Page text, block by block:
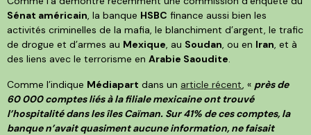
Sénat américain , la banque HSBC finance aussi bien les
activités criminelles de la mafia, le blanchiment d’argent, le trafic
de drogue et d’armes au Mexique , au Soudan , ou en Iran , et à
des liens avec le terrorisme en Arabie Saoudite
Comme l’indique Médiapart dans un article récent , « près de
60 000 comptes liés à la filiale mexicaine ont trouvé
l’hospitalité dans les îles Caïman. Sur 41% de ces comptes, la
banque n’avait quasiment aucune information, ne faisait